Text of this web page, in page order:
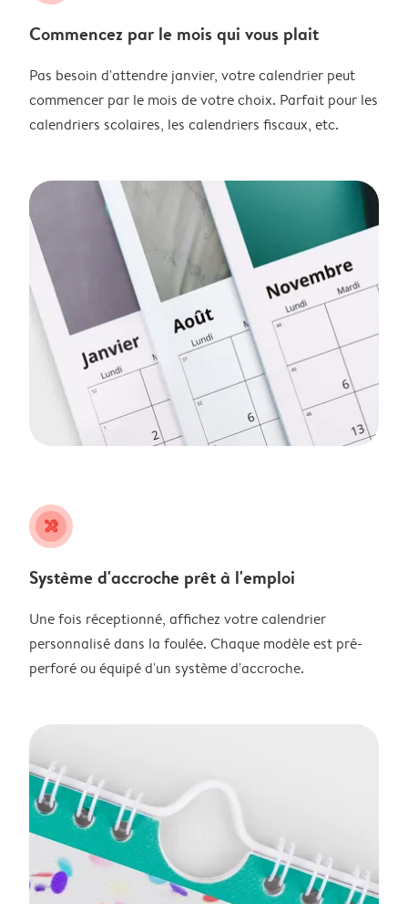
Commencez par le mois qui vous plait
Pas besoin d'attendre janvier, votre calendrier peut
commencer par le mois de votre choix. Parfait pour les
calendriers scolaires, les calendriers fiscaux, etc.
tools
Système d'accroche prêt à l'emploi
Une fois réceptionné, affichez votre calendrier
personnalisé dans la foulée. Chaque modèle est pré-
perforé ou équipé d'un système d'accroche.